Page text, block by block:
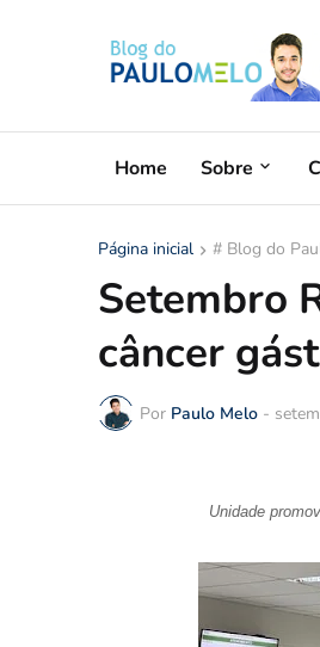
Home Sobre
Página inicial # Blog do
Setembro
câncer
Por Paulo Melo -
Unidade